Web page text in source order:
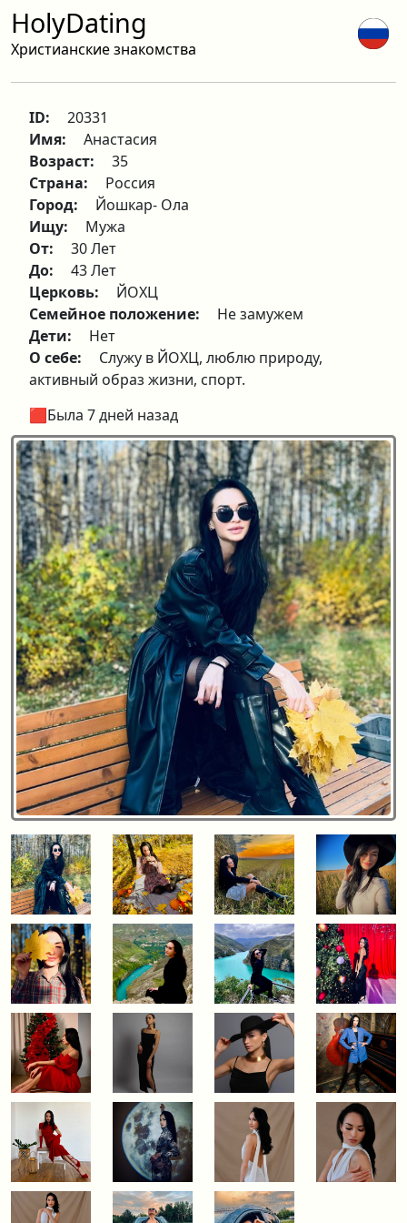
HolyDating
Христианские знакомства
ID:
20331
Имя:
Анастасия
Возраст:
35
Страна:
Россия
Город:
Йошкар- Ола
Ищу:
Мужа
От:
30 Лет
До:
43 Лет
Церковь:
ЙОХЦ
Семейное положение:
Не замужем
Дети:
Нет
О себе:
Служу в ЙОХЦ, люблю природу,
активный образ жизни, спорт.
🟥Была 7 дней назад